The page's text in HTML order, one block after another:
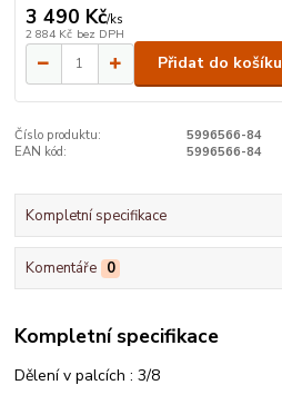
3 490 Kč/ks
2 884 Kč bez DPH
Přidat do košíku
Číslo produktu:
5996566-84
EAN kód:
5996566-84
Kompletní specifikace
Komentáře 0
Kompletní specifikace
Dělení v palcích : 3/8